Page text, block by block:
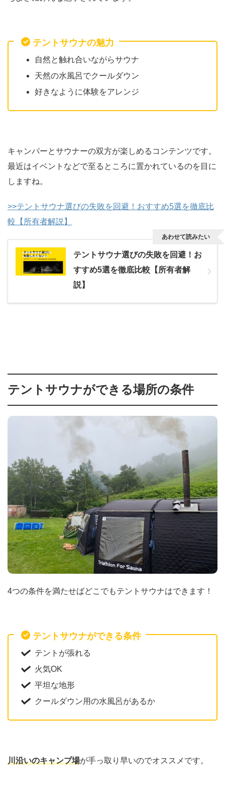
テントサウナの魅力
自然と触れ合いながらサウナ
天然の水風呂でクールダウン
好きなように体験をアレンジ
キャンパーとサウナーの双方が楽しめるコンテンツです。
最近はイベントなどで至るところに置かれているのを目に
しますね。
>>テントサウナ選びの失敗を回避！おすすめ5選を徹底比
較【所有者解説】
テントサウナ選びの失敗を回避！お
すすめ5選を徹底比較【所有者解
説】
あわせて読みたい
テントサウナができる場所の条件
4つの条件を満たせばどこでもテントサウナはできます！
テントサウナができる条件
テントが張れる
火気OK
平坦な地形
クールダウン用の水風呂があるか
川沿いのキャンプ場が手っ取り早いのでオススメです。